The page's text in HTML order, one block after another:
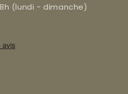
(lundi - dimanche)